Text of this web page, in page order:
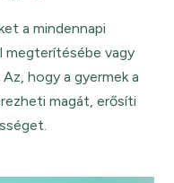
a mindennapi
megterítésébe vagy
hogy a gyermek a
magát, erősíti